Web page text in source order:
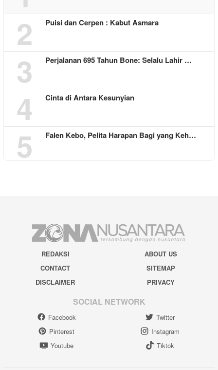
2 Puisi dan Cerpen : Kabut Asmara
3 Perjalanan 695 Tahun Bone: Selalu Lahir …
4 Cinta di Antara Kesunyian
5 Falen Kebo, Pelita Harapan Bagi yang Keh…
REDAKSI
ABOUT US
CONTACT
SITEMAP
DISCLAIMER
PRIVACY
SOCIAL NETWORK
Facebook
Twitter
Pinterest
Instagram
Youtube
Tiktok